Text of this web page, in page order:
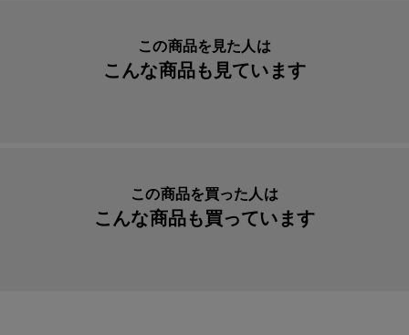
この商品を見た人は
こんな商品も見ています
この商品を買った人は
こんな商品も買っています